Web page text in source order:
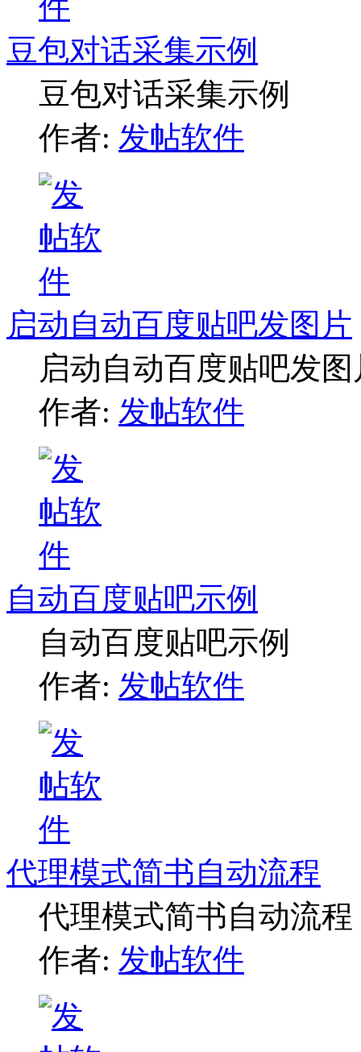
豆包对话采集示例
豆包对话采集示例
作者: 发帖软件
启动自动百度贴吧发图片
启动自动百度贴吧发图
作者: 发帖软件
自动百度贴吧示例
自动百度贴吧示例
作者: 发帖软件
代理模式简书自动流程
代理模式简书自动流程
作者: 发帖软件